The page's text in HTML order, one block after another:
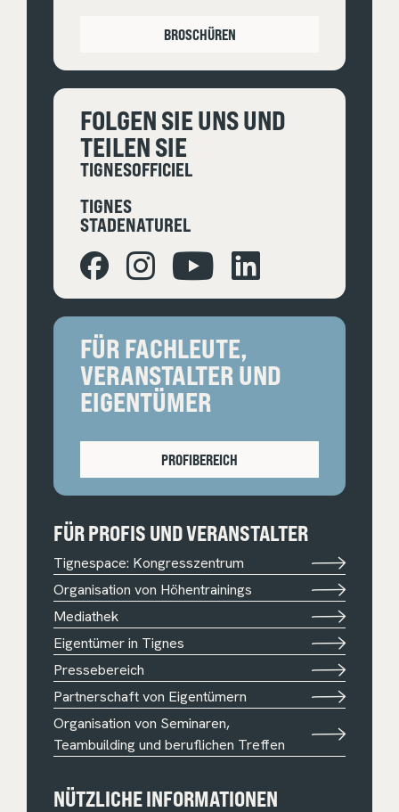
BROSCHÜREN
FOLGEN SIE UNS UND
TEILEN SIE
TIGNESOFFICIEL
TIGNES
STADENATUREL
FÜR FACHLEUTE,
VERANSTALTER UND
EIGENTÜMER
PROFIBEREICH
FÜR PROFIS UND VERANSTALTER
Tignespace: Kongresszentrum
Organisation von Höhentrainings
Mediathek
Eigentümer in Tignes
Pressebereich
Partnerschaft von Eigentümern
Organisation von Seminaren,
Teambuilding und beruflichen Treffen
NÜTZLICHE INFORMATIONEN